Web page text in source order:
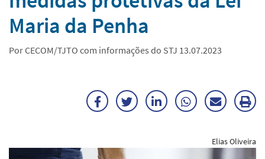
Maria da Penha
Por CECOM/TJTO com informações do STJ 13.07.2023
FacebookTwitterLinkedInWhatsApp
Enviar
E-
Elias Oliveira